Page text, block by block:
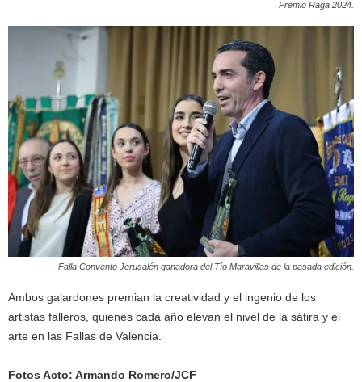
Premio Raga 2024.
Falla Convento Jerusalén ganadora del Tío Maravillas de la pasada edición.
Ambos galardones premian la creatividad y el ingenio de los
artistas falleros, quienes cada año elevan el nivel de la sátira y el
arte en las Fallas de Valencia.
Fotos Acto: Armando Romero/JCF